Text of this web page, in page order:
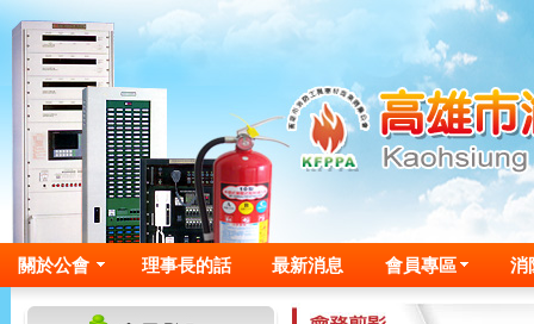
關於公會 理事長的話 最新消息 會員專區 消